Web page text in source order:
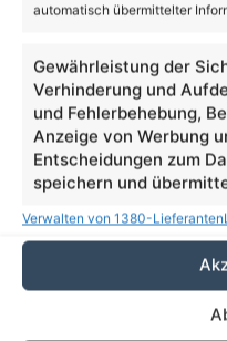
automatisch übermittelter
Gewährleistung der
Verhinderung und
und Fehlerbehebung,
Anzeige von Werbung
Entscheidungen zum
speichern und
Verwalten von 1380-Lieferanten
Klarer Himmel
Fr. Sa.